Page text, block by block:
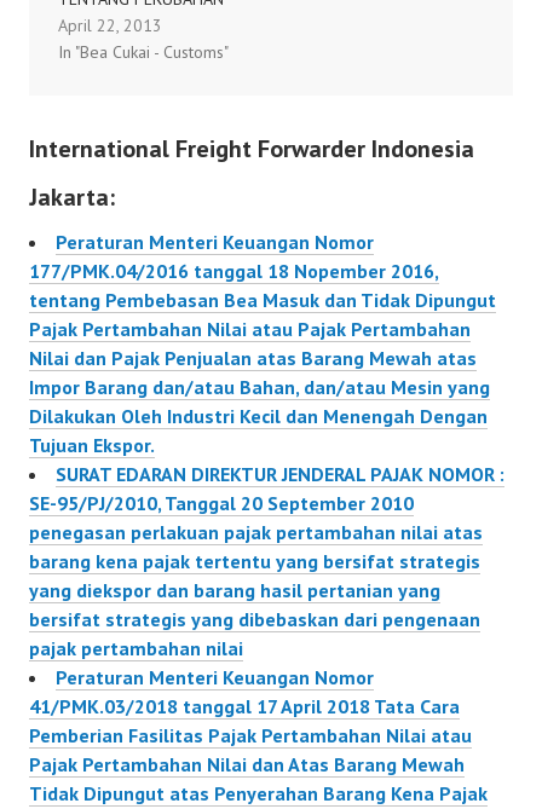
Masuk
142/PMK.010/2015
KETIGA ATAS
KEPUTUSAN MENTERI
TENTANG PERLAKUAN
NILAI DAN PAJAK
PENJUALAN ATAS
BARANG MEWAH ATAS
IMPOR BARANG KENA
PAJAK YANG
DIBEBASKAN DARI
PUNGUTAN BEA MASUK
70/PMK.011/2013
April 22, 2013
In "Bea Cukai - Customs"
International Freight Forwarder Indonesia
Jakarta:
Peraturan Menteri Keuangan Nomor
177/PMK.04/2016 tanggal 18 Nopember 2016,
tentang Pembebasan Bea Masuk dan Tidak Dipungut
Pajak Pertambahan Nilai atau Pajak Pertambahan
Nilai dan Pajak Penjualan atas Barang Mewah atas
Impor Barang dan/atau Bahan, dan/atau Mesin yang
Dilakukan Oleh Industri Kecil dan Menengah Dengan
Tujuan Ekspor.
SURAT EDARAN DIREKTUR JENDERAL PAJAK NOMOR :
SE-95/PJ/2010, Tanggal 20 September 2010
penegasan perlakuan pajak pertambahan nilai atas
barang kena pajak tertentu yang bersifat strategis
yang diekspor dan barang hasil pertanian yang
bersifat strategis yang dibebaskan dari pengenaan
pajak pertambahan nilai
Peraturan Menteri Keuangan Nomor
41/PMK.03/2018 tanggal 17 April 2018 Tata Cara
Pemberian Fasilitas Pajak Pertambahan Nilai atau
Pajak Pertambahan Nilai dan Atas Barang Mewah
Tidak Dipungut atas Penyerahan Barang Kena Pajak